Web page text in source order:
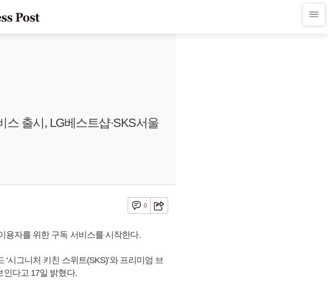
출시, LG베스트샵·SKS서울
0
용자를 위한 구독 서비스를 시작한다.
시그니처 키친 스위트(SKS)’와 프리미엄 브
인다고 17일 밝혔다.